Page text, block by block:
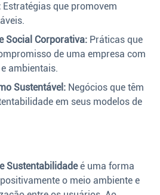
Estratégias que promovem
Social Corporativa: Práticas que
de uma empresa com
ambientais.
Sustentável: Negócios que têm
em seus modelos de
Sustentabilidadeé uma forma
o meio ambiente e